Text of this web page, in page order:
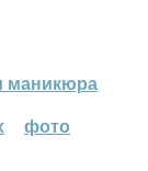
маникюра
фото